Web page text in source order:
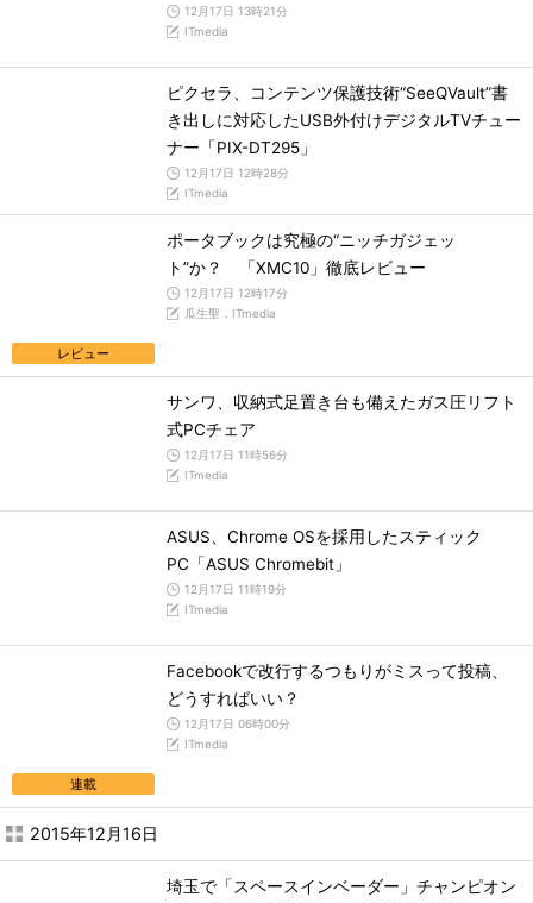
12月17日 13時21分
ITmedia
ピクセラ、コンテンツ保護技術“SeeQVault”書
き出しに対応したUSB外付けデジタルTVチュー
ナー「PIX-DT295」
12月17日 12時28分
ITmedia
レビュー
ポータブックは究極の“ニッチガジェッ
ト”か？ 「XMC10」徹底レビュー
12月17日 12時17分
瓜生聖，ITmedia
サンワ、収納式足置き台も備えたガス圧リフト
式PCチェア
12月17日 11時56分
ITmedia
ASUS、Chrome OSを採用したスティック
PC「ASUS Chromebit」
12月17日 11時19分
ITmedia
連載
Facebookで改行するつもりがミスって投稿、
どうすればいい？
12月17日 06時00分
ITmedia
2015年12月16日
埼玉で「スペースインベーダー」チャンピオン